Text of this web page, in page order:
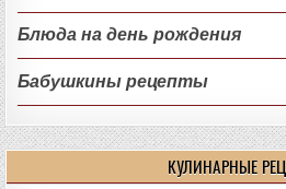
Блюда на день рождения
Бабушкины рецепты
КУЛИНАРНЫЕ